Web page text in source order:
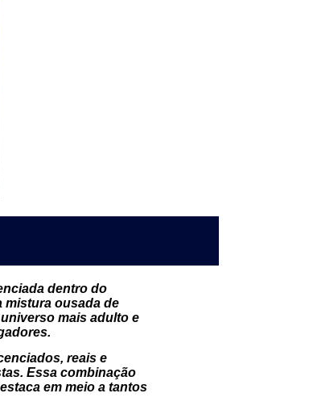
dentro do
mistura ousada de
mais adulto e
reais e
Essa combinação
em meio a tantos